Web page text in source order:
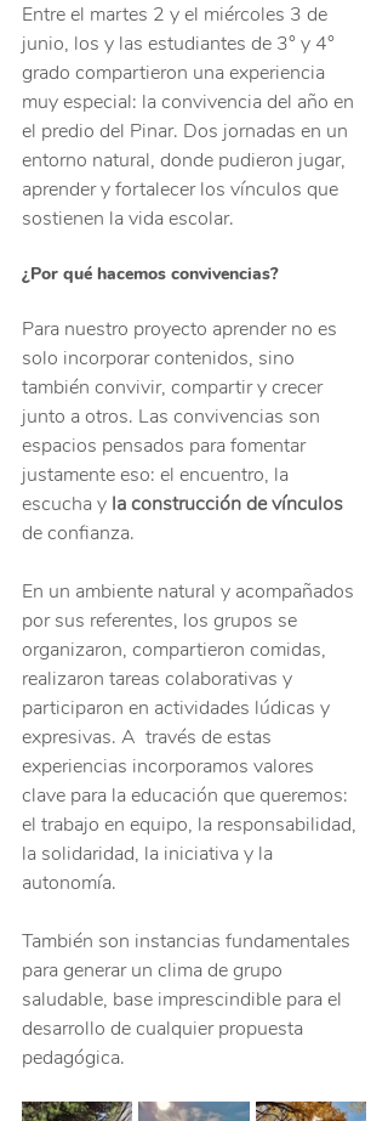
Entre el martes 2 y el miércoles 3 de
junio, los y las estudiantes de 3° y 4°
grado compartieron una experiencia
muy especial: la convivencia del año en
el predio del Pinar. Dos jornadas en un
entorno natural, donde pudieron jugar,
aprender y fortalecer los vínculos que
sostienen la vida escolar.
¿Por qué hacemos convivencias?
Para nuestro proyecto aprender no es
solo incorporar contenidos, sino
también convivir, compartir y crecer
junto a otros. Las convivencias son
espacios pensados para fomentar
justamente eso: el encuentro, la
escucha y la construcción de vínculos
de confianza.
En un ambiente natural y acompañados
por sus referentes, los grupos se
organizaron, compartieron comidas,
realizaron tareas colaborativas y
participaron en actividades lúdicas y
expresivas. A  través de estas
experiencias incorporamos valores
clave para la educación que queremos:
el trabajo en equipo, la responsabilidad,
la solidaridad, la iniciativa y la
autonomía.
También son instancias fundamentales
para generar un clima de grupo
saludable, base imprescindible para el
desarrollo de cualquier propuesta
pedagógica.